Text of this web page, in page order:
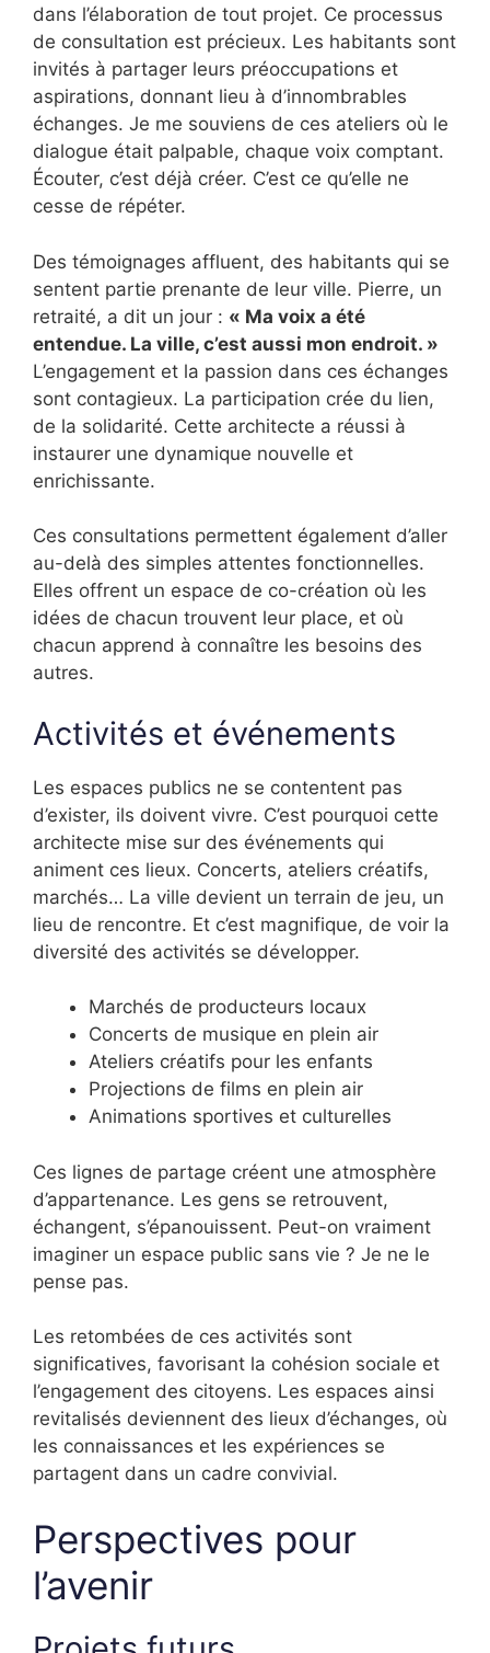
dans l’élaboration de tout projet. Ce processus
de consultation est précieux. Les habitants sont
invités à partager leurs préoccupations et
aspirations, donnant lieu à d’innombrables
échanges. Je me souviens de ces ateliers où le
dialogue était palpable, chaque voix comptant.
Écouter, c’est déjà créer. C’est ce qu’elle ne
cesse de répéter.
Des témoignages affluent, des habitants qui se
sentent partie prenante de leur ville. Pierre, un
retraité, a dit un jour : « Ma voix a été
entendue. La ville, c’est aussi mon endroit. »
L’engagement et la passion dans ces échanges
sont contagieux. La participation crée du lien,
de la solidarité. Cette architecte a réussi à
instaurer une dynamique nouvelle et
enrichissante.
Ces consultations permettent également d’aller
au-delà des simples attentes fonctionnelles.
Elles offrent un espace de co-création où les
idées de chacun trouvent leur place, et où
chacun apprend à connaître les besoins des
autres.
Activités et événements
Les espaces publics ne se contentent pas
d’exister, ils doivent vivre. C’est pourquoi cette
architecte mise sur des événements qui
animent ces lieux. Concerts, ateliers créatifs,
marchés… La ville devient un terrain de jeu, un
lieu de rencontre. Et c’est magnifique, de voir la
diversité des activités se développer.
Marchés de producteurs locaux
Concerts de musique en plein air
Ateliers créatifs pour les enfants
Projections de films en plein air
Animations sportives et culturelles
Ces lignes de partage créent une atmosphère
d’appartenance. Les gens se retrouvent,
échangent, s’épanouissent. Peut-on vraiment
imaginer un espace public sans vie ? Je ne le
pense pas.
Les retombées de ces activités sont
significatives, favorisant la cohésion sociale et
l’engagement des citoyens. Les espaces ainsi
revitalisés deviennent des lieux d’échanges, où
les connaissances et les expériences se
partagent dans un cadre convivial.
Perspectives pour
l’avenir